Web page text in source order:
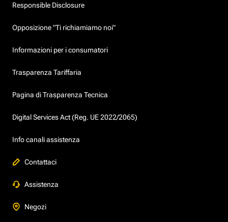
Responsible Disclosure
Opposizione "Ti richiamiamo noi"
Informazioni per i consumatori
Trasparenza Tariffaria
Pagina di Trasparenza Tecnica
Digital Services Act (Reg. UE 2022/2065)
Info canali assistenza
Contattaci
Assistenza
Negozi